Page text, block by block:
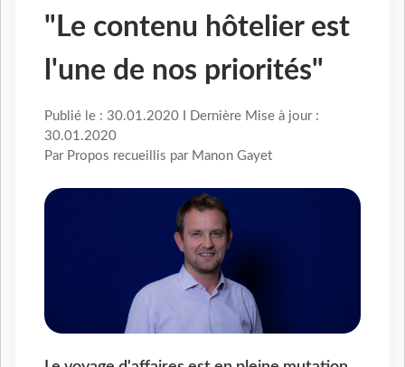
"Le contenu hôtelier est
l'une de nos priorités"
Publié le : 30.01.2020 I Dernière Mise à jour :
30.01.2020
Par Propos recueillis par Manon Gayet